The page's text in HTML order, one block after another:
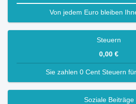
Von jedem Euro bleiben
Steuern
0,00 €
Sie zahlen 0 Cent Steuern
Soziale Beiträge